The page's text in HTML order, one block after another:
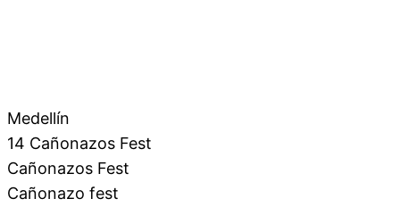
Medellín
14 Cañonazos Fest
Cañonazos Fest
Cañonazo fest